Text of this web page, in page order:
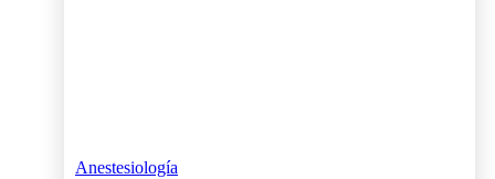
Anestesiología